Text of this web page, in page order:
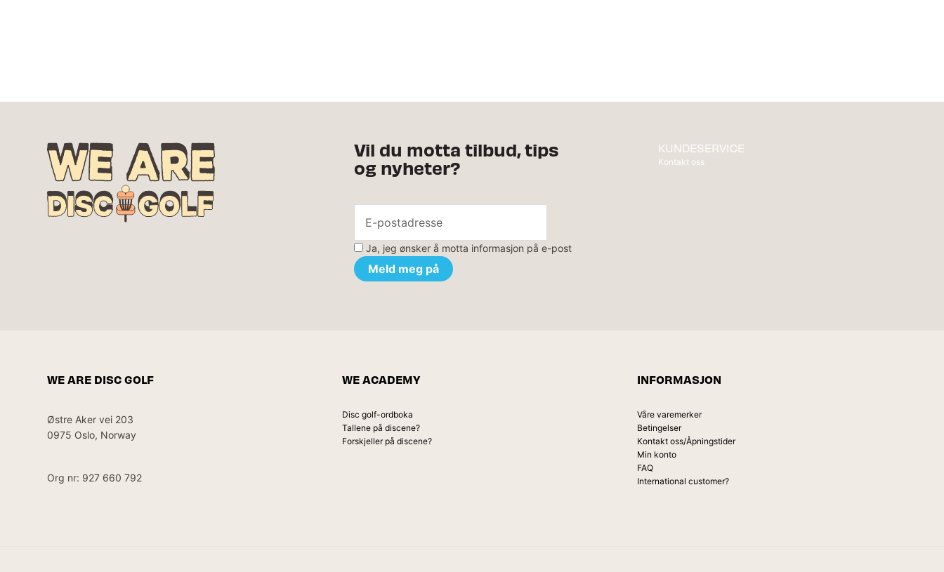
Vil du motta tilbud, tips
og nyheter?
Ja, jeg ønsker å motta informasjon på e-post
KUNDESERVICE
Kontakt oss
WE ARE DISC GOLF
Østre Aker vei 203
0975 Oslo, Norway
Org nr: 927 660 792
WE ACADEMY
Disc golf-ordboka
Tallene på discene?
Forskjeller på discene?
INFORMASJON
Våre varemerker
Betingelser
Kontakt oss/Åpningstider
Min konto
FAQ
International customer?